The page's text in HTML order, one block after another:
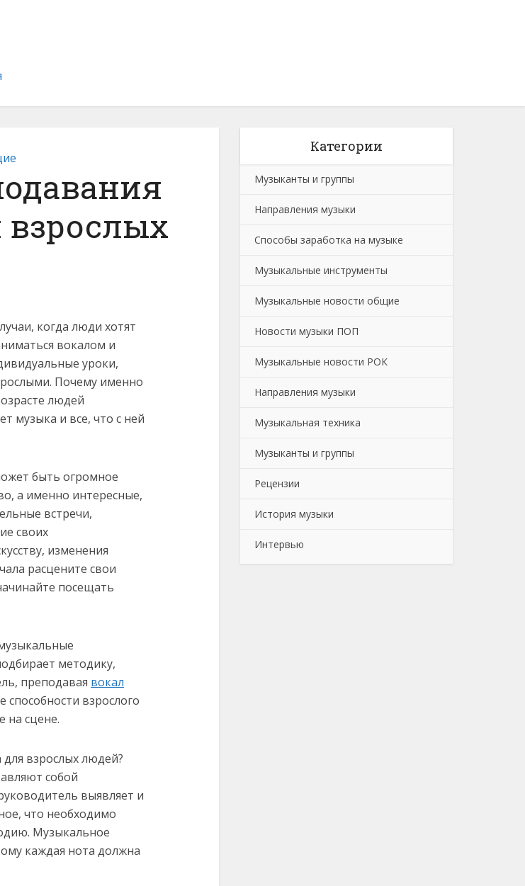
взрослых
когда люди хотят
вокалом и
уроки,
Почему именно
людей
музыка и все, что с ней
быть огромное
а именно интересные,
встречи,
своих
изменения
расцените свои
посещать
методику,
преподавая вокал
взрослого
на сцене.
взрослых людей?
собой
выявляет и
что необходимо
Музыкальное
каждая нота должна
Категории
Музыканты и группы
Направления музыки
Способы заработка на музыке
Музыкальные инструменты
Музыкальные новости общие
Новости музыки ПОП
Музыкальные новости РОК
Направления музыки
Музыкальная техника
Музыканты и группы
Рецензии
История музыки
Интервью